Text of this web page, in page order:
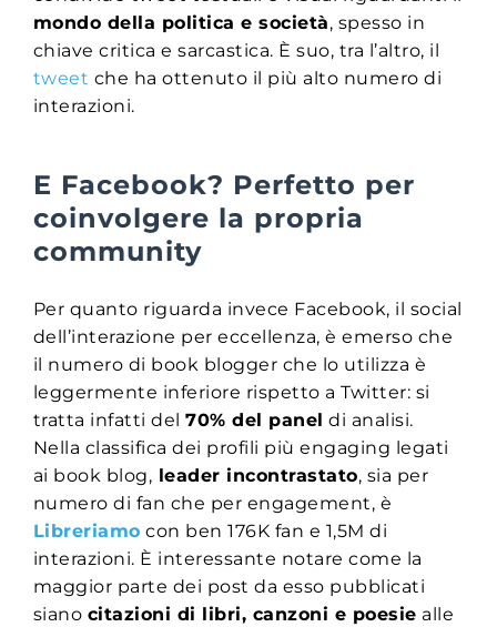
mondo della politica e società, spesso in
chiave critica e sarcastica. È suo, tra l’altro, il
tweet che ha ottenuto il più alto numero di
interazioni.
E Facebook? Perfetto per
coinvolgere la propria
community
Per quanto riguarda invece Facebook, il social
dell’interazione per eccellenza, è emerso che
il numero di book blogger che lo utilizza è
leggermente inferiore rispetto a Twitter: si
tratta infatti del70% del panel di analisi.
Nella classifica dei profili più engaging legati
ai book blog, leader incontrastato, sia per
numero di fan che per engagement, è
Libreriamo con ben 176K fan e 1,5M di
interazioni. È interessante notare come la
maggior parte dei post da esso pubblicati
siano citazioni di libri, canzoni e poesie alle